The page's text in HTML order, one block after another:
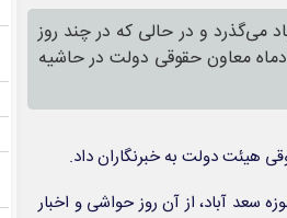
می‌گذرد و در حالی که در چند روز
شدن‌شان منتشر شده بود امروز چهارشنبه 23 خردادماه معاون حقوقی دولت در حاشیه
هیئت دولت به خبرنگاران داد.
۴۸ تخته فرش نفیس از موزه سعد آباد، از آن روز حواشی و اخبار